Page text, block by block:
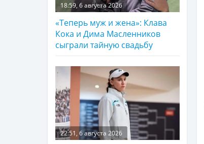
18:59, 6 августа 2026
«Теперь муж и жена»: Клава
Кока и Дима Масленников
сыграли тайную свадьбу
22:51, 6 августа 2026